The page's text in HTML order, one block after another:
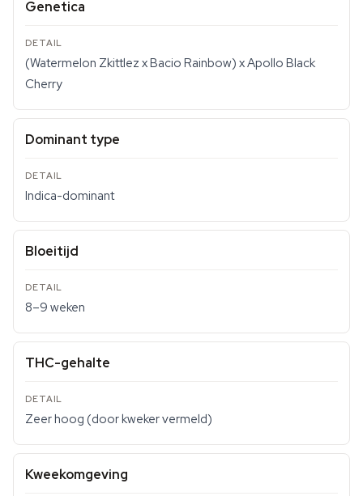
Genetica
(Watermelon Zkittlez x Bacio Rainbow) x Apollo Black
Cherry
Dominant type
Indica-dominant
Bloeitijd
8–9 weken
THC-gehalte
Zeer hoog (door kweker vermeld)
Kweekomgeving